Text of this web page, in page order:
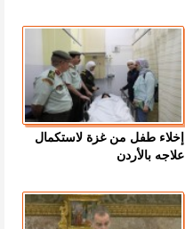
إخلاء طفل من غزة لاستكمال
علاجه بالأردن